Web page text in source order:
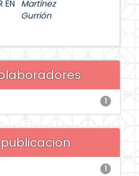
EN Martínez
Gurrión
1
1